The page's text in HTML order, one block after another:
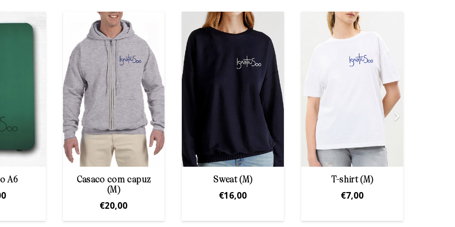
A6
Casaco com capuz
(M)
€20,00
Sweat (M)
€16,00
T-shirt (M)
€7,00